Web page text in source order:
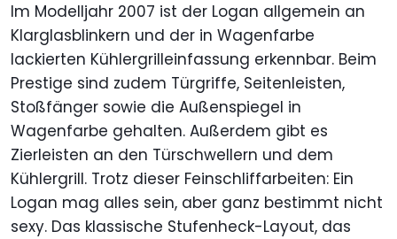
Im Modelljahr 2007 ist der Logan allgemein an
Klarglasblinkern und der in Wagenfarbe
lackierten Kühlergrilleinfassung erkennbar. Beim
Prestige sind zudem Türgriffe, Seitenleisten,
Stoßfänger sowie die Außenspiegel in
Wagenfarbe gehalten. Außerdem gibt es
Zierleisten an den Türschwellern und dem
Kühlergrill. Trotz dieser Feinschliffarbeiten: Ein
Logan mag alles sein, aber ganz bestimmt nicht
sexy. Das klassische Stufenheck-Layout, das